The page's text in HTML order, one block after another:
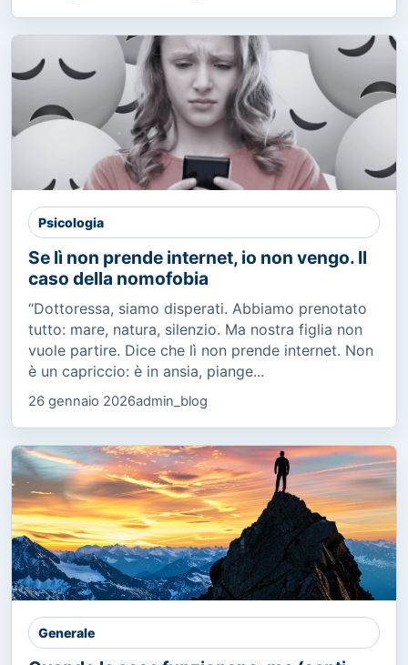
Psicologia
Se lì non prende internet, io non vengo. Il
caso della nomofobia
“Dottoressa, siamo disperati. Abbiamo prenotato
tutto: mare, natura, silenzio. Ma nostra figlia non
vuole partire. Dice che lì non prende internet. Non
è un capriccio: è in ansia, piange...
26 gennaio 2026admin_blog
Generale